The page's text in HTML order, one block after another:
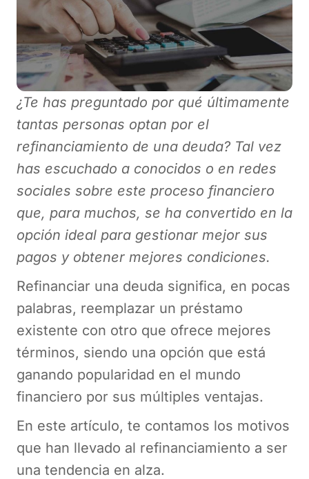
¿Te has preguntado por qué últimamente
tantas personas optan por el
refinanciamiento de una deuda? Tal vez
has escuchado a conocidos o en redes
sociales sobre este proceso financiero
que, para muchos, se ha convertido en la
opción ideal para gestionar mejor sus
pagos y obtener mejores condiciones.
Refinanciar una deuda significa, en pocas
palabras, reemplazar un préstamo
existente con otro que ofrece mejores
términos, siendo una opción que está
ganando popularidad en el mundo
financiero por sus múltiples ventajas.
En este artículo, te contamos los motivos
que han llevado al refinanciamiento a ser
una tendencia en alza.